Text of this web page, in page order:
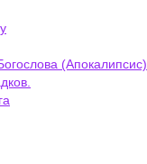
(Апокалипсис)